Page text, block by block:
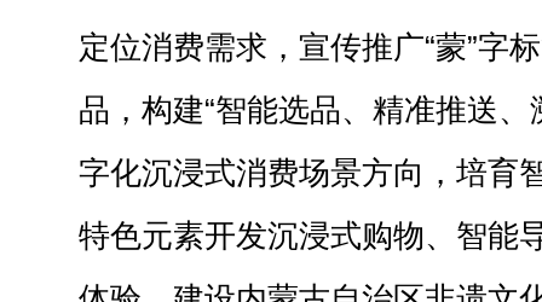
定位消费需求，宣传推广“蒙”字
品，构建“智能选品、精准推送
字化沉浸式消费场景方向，培育
特色元素开发沉浸式购物、智能